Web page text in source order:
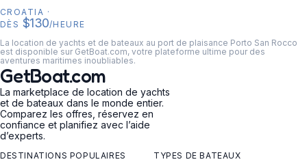
CROATIA ·
DÈS $130/HEURE
La location de yachts et de bateaux au port de plaisance Porto San Rocco
est disponible sur GetBoat.com, votre plateforme ultime pour des
aventures maritimes inoubliables.
GetBoat.com
La marketplace de location de yachts
et de bateaux dans le monde entier.
Comparez les offres, réservez en
confiance et planifiez avec l’aide
d’experts.
DESTINATIONS POPULAIRES TYPES DE BATEAUX